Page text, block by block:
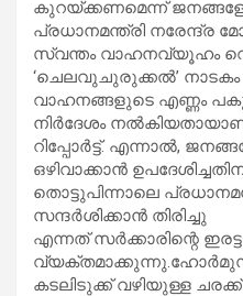
കുറയ്ക്കണമെന്ന്
പ്രധാനമന്ത്രി നരേന്ദ്ര
സ്വന്തം വാഹനവ്യൂഹം
‘ചെലവുചുരുക്കൽ’
വാഹനങ്ങളുടെ എണ്ണം
നിർദേശം
റിപ്പോർട്ട്. എന്നാൽ,
ഒഴിവാക്കാൻ
തൊട്ടുപിന്നാലെ
സന്ദർശിക്കാൻ തിരിച്ചു
എന്നത് സർക്കാരിന്റെ
കടലിടുക്ക് വഴിയുള്ള ചരക്ക്